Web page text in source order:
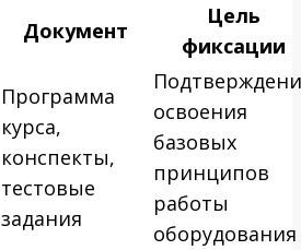
Документ
Цель
фиксации
Программа
курса,
конспекты,
тестовые
задания
освоения
базовых
принципов
работы
оборудования